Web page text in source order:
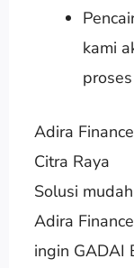
kami
Adira
Citra Raya
Solusi
Adira
ingin GADAI